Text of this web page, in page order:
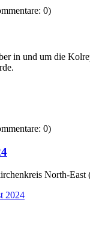
0)
in und um die
0)
North-
2024